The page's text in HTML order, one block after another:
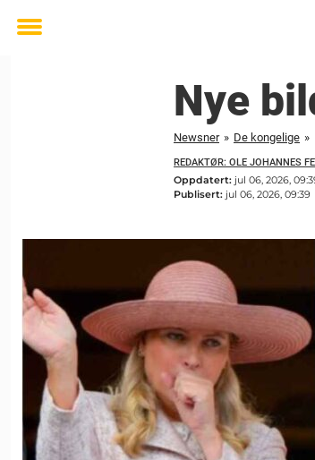
Toggle
Nye
Newsner » De kongelige »
REDAKTØR: OLE JOHANNES
Oppdatert: jul 06, 2026,
Publisert: jul 06, 2026, 09:39